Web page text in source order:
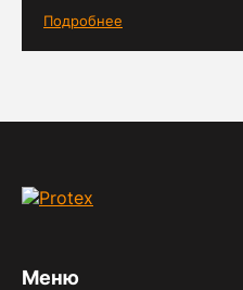
Подробнее
Меню